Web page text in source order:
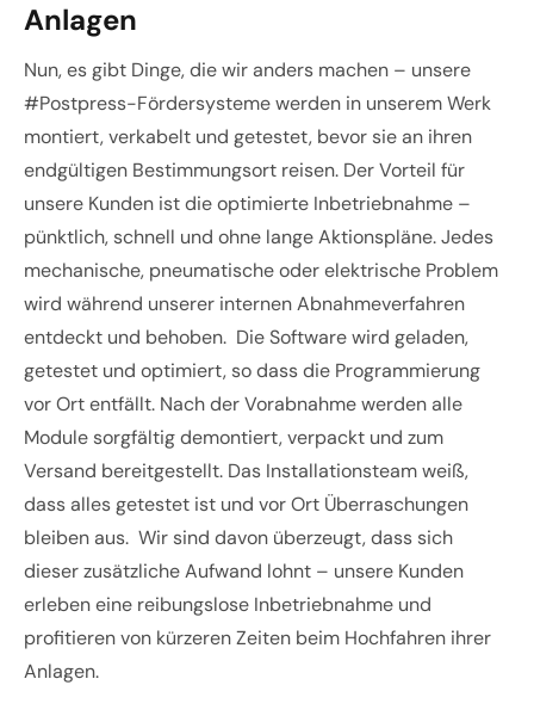
Anlagen
Nun, es gibt Dinge, die wir anders machen – unsere
#Postpress-Fördersysteme werden in unserem Werk
montiert, verkabelt und getestet, bevor sie an ihren
endgültigen Bestimmungsort reisen. Der Vorteil für
unsere Kunden ist die optimierte Inbetriebnahme –
pünktlich, schnell und ohne lange Aktionspläne. Jedes
mechanische, pneumatische oder elektrische Problem
wird während unserer internen Abnahmeverfahren
entdeckt und behoben. Die Software wird geladen,
getestet und optimiert, so dass die Programmierung
vor Ort entfällt. Nach der Vorabnahme werden alle
Module sorgfältig demontiert, verpackt und zum
Versand bereitgestellt. Das Installationsteam weiß,
dass alles getestet ist und vor Ort Überraschungen
bleiben aus. Wir sind davon überzeugt, dass sich
dieser zusätzliche Aufwand lohnt – unsere Kunden
erleben eine reibungslose Inbetriebnahme und
profitieren von kürzeren Zeiten beim Hochfahren ihrer
Anlagen.